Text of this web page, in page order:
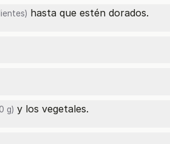
hasta que estén dorados.
g) y los vegetales.